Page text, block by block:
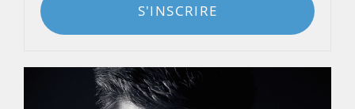
S'INSCRIRE